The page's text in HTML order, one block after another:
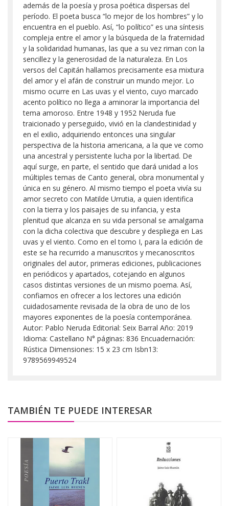
además de la poesía y prosa poética dispersas del
período. El poeta busca “lo mejor de los hombres” y lo
encuentra en el pueblo. Así, “lo político” es una síntesis
compleja entre el amor y la búsqueda de la fraternidad
y la solidaridad humanas, las que a su vez riman con la
sencillez y la generosidad de la naturaleza. En Los
versos del Capitán hallamos precisamente esa mixtura
del amor y el afán de construir un mundo mejor. Lo
mismo ocurre en Las uvas y el viento, cuyo marcado
acento político no llega a aminorar la importancia del
tema amoroso. Entre 1948 y 1952 Neruda fue
traicionado y perseguido, vivió en la clandestinidad y
en el exilio, adquiriendo entonces una singular
perspectiva de la historia americana, a la que ve como
una ancestral y persistente lucha por la libertad. De
aquí surge, en parte, el sentido que dará unidad a los
múltiples temas de Canto general, obra monumental y
única en su género. Al mismo tiempo el poeta vivía su
amor secreto con Matilde Urrutia, a quien identifica
con la tierra y los paisajes de su infancia, y esta
plenitud que alcanza en su vida personal se amalgama
con la dicha colectiva que descubre y despliega en Las
uvas y el viento. Como en el tomo I, para la edición de
este se ha recurrido a manuscritos y mecanoscritos
originales del autor, primeras ediciones, publicaciones
en periódicos y apartados, cotejando en algunos
casos distintas versiones de un mismo poema. Así,
confiamos en ofrecer a los lectores una edición
cuidadosamente revisada de la obra de uno de los
mayores exponentes de la poesía contemporánea.
Autor: Pablo Neruda Editorial: Seix Barral Año: 2019
Idioma: Castellano N° páginas: 836 Encuadernación:
Rústica Dimensiones: 15 x 23 cm Isbn13:
9789569949524
TAMBIÉN TE PUEDE INTERESAR